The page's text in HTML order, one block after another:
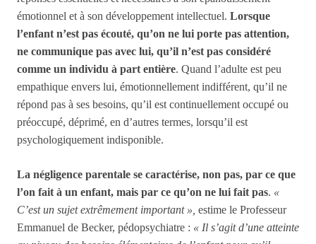
émotionnel et à son développement intellectuel. Lorsque
l’enfant n’est pas écouté, qu’on ne lui porte pas attention,
ne communique pas avec lui, qu’il n’est pas considéré
comme un individu à part entière. Quand l’adulte est peu
empathique envers lui, émotionnellement indifférent, qu’il ne
répond pas à ses besoins, qu’il est continuellement occupé ou
préoccupé, déprimé, en d’autres termes, lorsqu’il est
psychologiquement indisponible.
La négligence parentale se caractérise, non pas, par ce que
l’on fait à un enfant, mais par ce qu’on ne lui fait pas. «
C’est un sujet extrêmement important », estime le Professeur
Emmanuel de Becker, pédopsychiatre : « Il s’agit d’une atteinte